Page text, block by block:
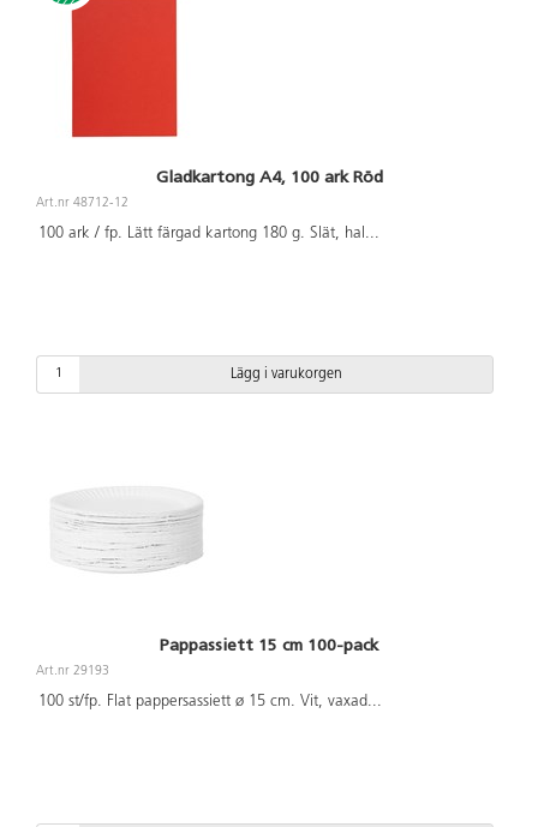
Gladkartong A4, 100 ark Röd
Art.nr 48712-12
100 ark / fp. Lätt färgad kartong 180 g. Slät, hal ...
Lägg i varukorgen
Pappassiett 15 cm 100-pack
Art.nr 29193
100 st/fp. Flat pappersassiett ø 15 cm. Vit, vaxad...